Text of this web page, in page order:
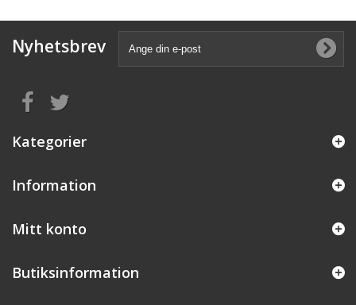
Nyhetsbrev
Kategorier
Information
Mitt konto
Butiksinformation